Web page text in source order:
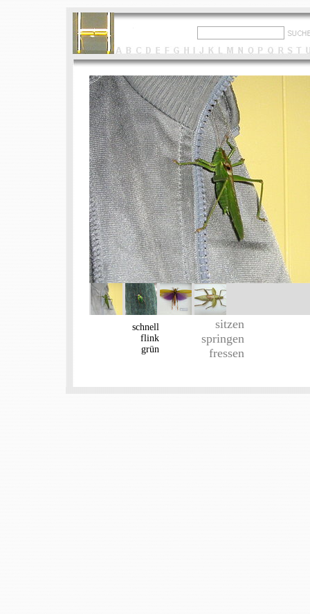
schnell
flink
grün
sitzen
springen
fressen